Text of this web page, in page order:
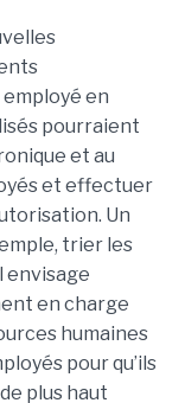
en
pourraient
et au
et effectuer
Un
trier les
envisage
en charge
humaines
pour qu’ils
plus haut